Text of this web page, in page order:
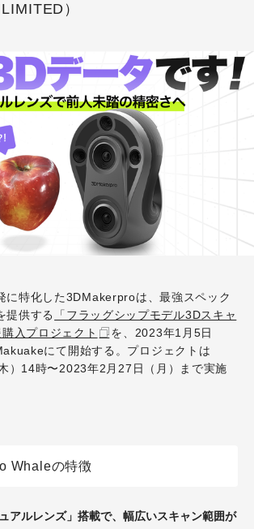
）
に特化した3DMakerproは、最強スペック
提供する
「フラッグシップモデル3Dスキャ
入プロジェクト
を、2023年1月5日
にて開始する。プロジェクトは
）14時〜2023年2月27日（月）まで実施
Whaleの特徴
アルレンズ」搭載で、幅広いスキャン範囲が